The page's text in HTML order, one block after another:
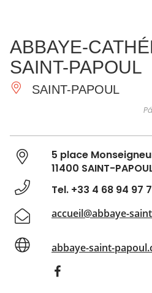
IMPRESCINDIBLES
HACER
ABBAYE-
SAINT-PAPOUL
SAINT-PAPOUL
5 place
11400 SAINT-
Tel. +33 4 68 94 97
accueil@abbaye-
abbaye-saint-